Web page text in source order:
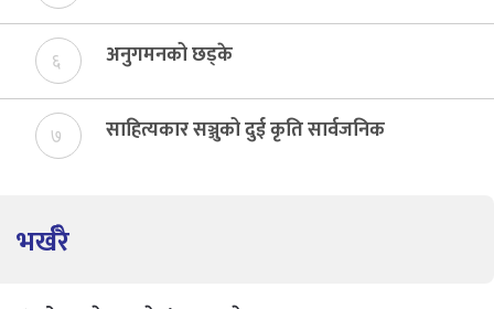
६ अनुगमनको छड्के
७ साहित्यकार सञ्जुको दुई कृति सार्वजनिक
भर्खरै